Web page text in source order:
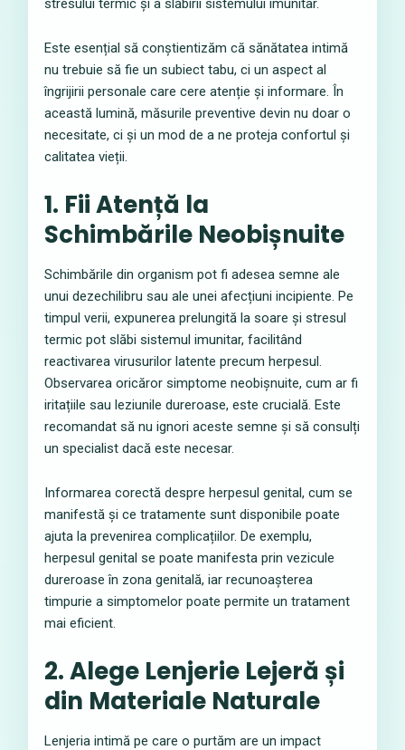
stresului termic și a slăbirii sistemului imunitar.
Este esențial să conștientizăm că sănătatea intimă
nu trebuie să fie un subiect tabu, ci un aspect al
îngrijirii personale care cere atenție și informare. În
această lumină, măsurile preventive devin nu doar o
necesitate, ci și un mod de a ne proteja confortul și
calitatea vieții.
1. Fii Atență la
Schimbările Neobișnuite
Schimbările din organism pot fi adesea semne ale
unui dezechilibru sau ale unei afecțiuni incipiente. Pe
timpul verii, expunerea prelungită la soare și stresul
termic pot slăbi sistemul imunitar, facilitând
reactivarea virusurilor latente precum herpesul.
Observarea oricăror simptome neobișnuite, cum ar fi
iritațiile sau leziunile dureroase, este crucială. Este
recomandat să nu ignori aceste semne și să consulți
un specialist dacă este necesar.
Informarea corectă despre herpesul genital, cum se
manifestă și ce tratamente sunt disponibile poate
ajuta la prevenirea complicațiilor. De exemplu,
herpesul genital se poate manifesta prin vezicule
dureroase în zona genitală, iar recunoașterea
timpurie a simptomelor poate permite un tratament
mai eficient.
2. Alege Lenjerie Lejeră și
din Materiale Naturale
Lenjeria intimă pe care o purtăm are un impact